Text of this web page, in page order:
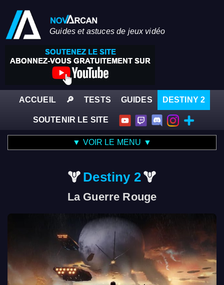
Guides et astuces de jeux vidéo
ACCUEIL 🔎 TESTS GUIDES DESTINY 2
SOUTENIR LE SITE
▼ VOIR LE MENU ▼
Destiny 2
La Guerre Rouge